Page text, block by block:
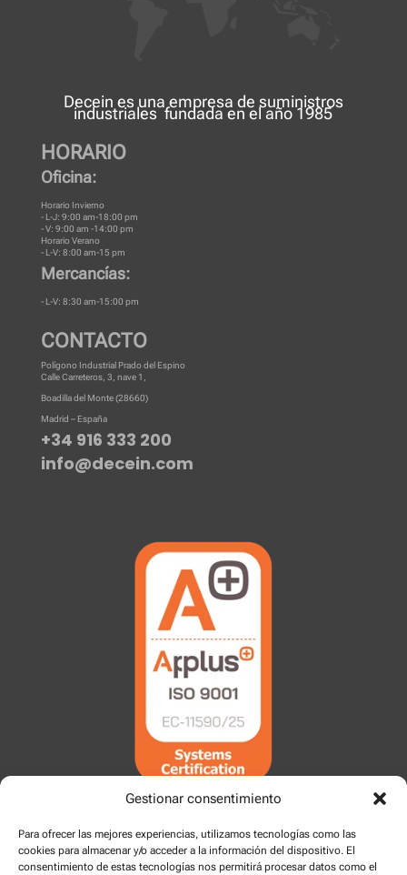
Gestionar consentimiento
Para ofrecer las mejores experiencias, utilizamos tecnologías como las
cookies para almacenar y/o acceder a la información del dispositivo. El
consentimiento de estas tecnologías nos permitirá procesar datos como el
Decein es unaempresa de suministros
industrialesfundada en el año 1985
HORARIO
Oficina:
Horario Invierno
- L-J: 9:00 am-18:00 pm
- V: 9:00 am -14:00 pm
Horario Verano
- L-V: 8:00 am-15 pm
Mercancías:
- L-V: 8:30 am-15:00 pm
CONTACTO
Polígono Industrial Prado del Espino
Calle Carreteros, 3, nave 1,
Boadilla del Monte (28660)
Madrid – España
+34 916 333 200
info@decein.com